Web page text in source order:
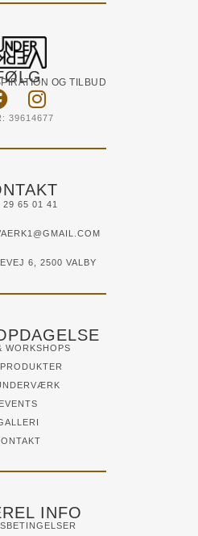
OG TILBUD
39614677
29 65 01 41
6, 2500 VALBY
WORKSHOPS
EVENTS
INFO